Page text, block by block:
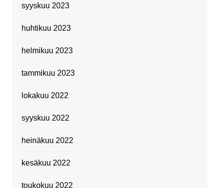
syyskuu 2023
huhtikuu 2023
helmikuu 2023
tammikuu 2023
lokakuu 2022
syyskuu 2022
heinäkuu 2022
kesäkuu 2022
toukokuu 2022